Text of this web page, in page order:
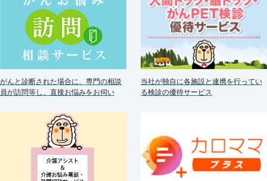
がんと診断された場合に、専門の相談
員が訪問等し、直接お悩みをお伺い
当社が独自に各施設と連携を行ってい
る検診の優待サービス